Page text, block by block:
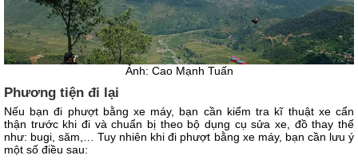
Ảnh: Cao Mạnh Tuấn
Phương tiện đi lại
Nếu bạn đi phượt bằng xe máy, bạn cần kiểm tra kĩ thuật xe cẩn
thận trước khi đi và chuẩn bị theo bộ dụng cụ sửa xe, đồ thay thế
như: bugi, săm,… Tuy nhiên khi đi phượt bằng xe máy, bạn cần lưu ý
một số điều sau: